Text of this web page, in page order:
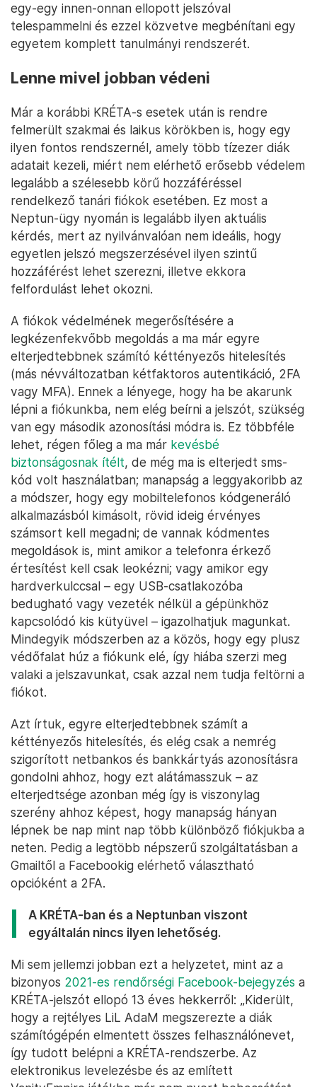
egy-egy innen-onnan ellopott jelszóval
telespammelni és ezzel közvetve megbénítani egy
egyetem komplett tanulmányi rendszerét.
Lenne mivel jobban védeni
Már a korábbi KRÉTA-s esetek után is rendre
felmerült szakmai és laikus körökben is, hogy egy
ilyen fontos rendszernél, amely több tízezer diák
adatait kezeli, miért nem elérhető erősebb védelem
legalább a szélesebb körű hozzáféréssel
rendelkező tanári fiókok esetében. Ez most a
Neptun-ügy nyomán is legalább ilyen aktuális
kérdés, mert az nyilvánvalóan nem ideális, hogy
egyetlen jelszó megszerzésével ilyen szintű
hozzáférést lehet szerezni, illetve ekkora
felfordulást lehet okozni.
A fiókok védelmének megerősítésére a
legkézenfekvőbb megoldás a ma már egyre
elterjedtebbnek számító kéttényezős hitelesítés
(más névváltozatban kétfaktoros autentikáció, 2FA
vagy MFA). Ennek a lényege, hogy ha be akarunk
lépni a fiókunkba, nem elég beírni a jelszót, szükség
van egy második azonosítási módra is. Ez többféle
lehet, régen főleg a ma már kevésbé
biztonságosnak ítélt, de még ma is elterjedt sms-
kód volt használatban; manapság a leggyakoribb az
a módszer, hogy egy mobiltelefonos kódgeneráló
alkalmazásból kimásolt, rövid ideig érvényes
számsort kell megadni; de vannak kódmentes
megoldások is, mint amikor a telefonra érkező
értesítést kell csak leokézni; vagy amikor egy
hardverkulccsal – egy USB-csatlakozóba
bedugható vagy vezeték nélkül a gépünkhöz
kapcsolódó kis kütyüvel – igazolhatjuk magunkat.
Mindegyik módszerben az a közös, hogy egy plusz
védőfalat húz a fiókunk elé, így hiába szerzi meg
valaki a jelszavunkat, csak azzal nem tudja feltörni a
fiókot.
Azt írtuk, egyre elterjedtebbnek számít a
kéttényezős hitelesítés, és elég csak a nemrég
szigorított netbankos és bankkártyás azonosításra
gondolni ahhoz, hogy ezt alátámasszuk – az
elterjedtsége azonban még így is viszonylag
szerény ahhoz képest, hogy manapság hányan
lépnek be nap mint nap több különböző fiókjukba a
neten. Pedig a legtöbb népszerű szolgáltatásban a
Gmailtől a Facebookig elérhető választható
opcióként a 2FA.
A KRÉTA-ban és a Neptunban viszont
egyáltalán nincs ilyen lehetőség.
Mi sem jellemzi jobban ezt a helyzetet, mint az a
bizonyos 2021-es rendőrségi Facebook-bejegyzés a
KRÉTA-jelszót ellopó 13 éves hekkerről: „Kiderült,
hogy a rejtélyes LiL AdaM megszerezte a diák
számítógépén elmentett összes felhasználónevet,
így tudott belépni a KRÉTA-rendszerbe. Az
elektronikus levelezésbe és az említett